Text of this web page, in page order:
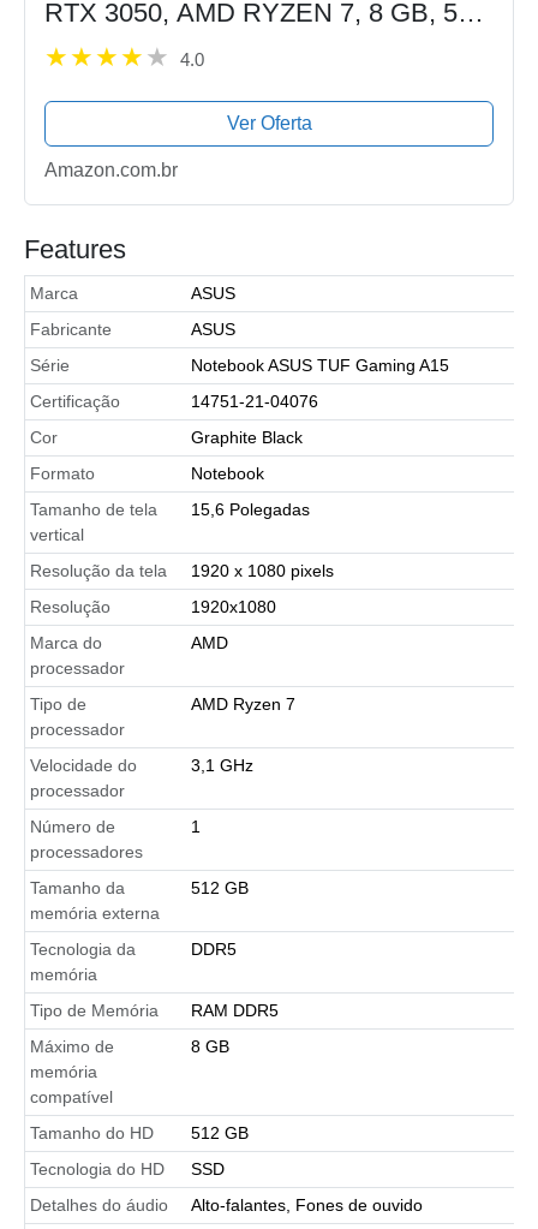
RTX 3050, AMD RYZEN 7, 8 GB, 512
GB SSD, KeepOS, Tela 15.6'' FHD,
Graphite Black - FA506NCR-HN089
4.0
Ver Oferta
Amazon.com.br
Features
Marca
ASUS
Fabricante
ASUS
Série
Notebook ASUS TUF Gaming A15
Certificação
14751-21-04076
Cor
Graphite Black
Formato
Notebook
Tamanho de tela
vertical
15,6 Polegadas
Resolução da tela
1920 x 1080 pixels
Resolução
1920x1080
Marca do
processador
AMD
Tipo de
processador
AMD Ryzen 7
Velocidade do
processador
3,1 GHz
Número de
processadores
1
Tamanho da
memória externa
512 GB
Tecnologia da
memória
DDR5
Tipo de Memória
RAM DDR5
Máximo de
memória
compatível
8 GB
Tamanho do HD
512 GB
Tecnologia do HD
SSD
Detalhes do áudio
Alto-falantes, Fones de ouvido